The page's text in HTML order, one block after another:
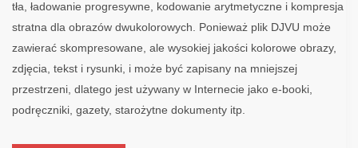
tła, ładowanie progresywne, kodowanie arytmetyczne i kompresja
stratna dla obrazów dwukolorowych. Ponieważ plik DJVU może
zawierać skompresowane, ale wysokiej jakości kolorowe obrazy,
zdjęcia, tekst i rysunki, i może być zapisany na mniejszej
przestrzeni, dlatego jest używany w Internecie jako e-booki,
podręczniki, gazety, starożytne dokumenty itp.